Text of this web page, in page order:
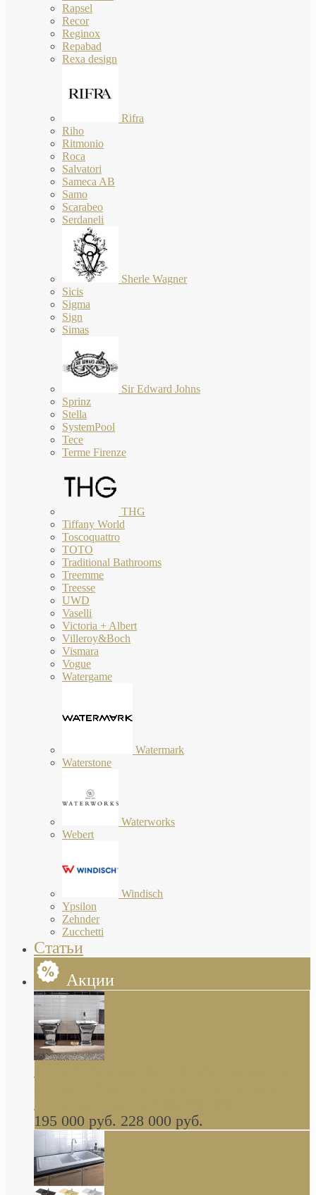
Rapsel
Recor
Reginox
Repabad
Rexa design
Rifra
Riho
Ritmonio
Roca
Salvatori
Sameca AB
Samo
Scarabeo
Serdaneli
Sherle Wagner
Sicis
Sigma
Sign
Simas
Sir Edward Johns
Sprinz
Stella
SystemPool
Tece
Terme Firenze
THG
Tiffany World
Toscoquattro
TOTO
Traditional Bathrooms
Treemme
Treesse
UWD
Vaselli
Victoria + Albert
Villeroy&Boch
Vismara
Vogue
Watergame
Watermark
Waterstone
Waterworks
Webert
Windisch
Ypsilon
Zehnder
Zucchetti
Статьи
Акции
Butterfly Scarabeo КОМПЛЕКТ санфаянса
глянцевая платина В НАЛИЧИИ
195 000 руб. 228 000 руб.